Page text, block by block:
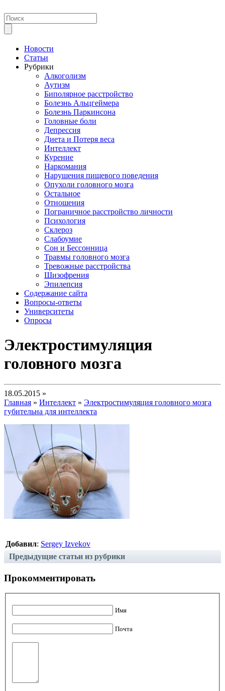
Новости
Статьи
Рубрики
Алкоголизм
Аутизм
Биполярное расстройство
Болезнь Альцгеймера
Болезнь Паркинсона
Головные боли
Депрессия
Диета и Потеря веса
Интеллект
Курение
Наркомания
Нарушения пищевого поведения
Опухоли головного мозга
Остальное
Отношения
Пограничное расстройство личности
Психология
Склероз
Слабоумие
Сон и Бессонница
Травмы головного мозга
Тревожные расстройства
Шизофрения
Эпилепсия
Содержание сайта
Вопросы-ответы
Университеты
Опросы
Электростимуляция
головного мозга
18.05.2015 »
Главная » Интеллект » Электростимуляция головного мозга
губительна для интеллекта
Добавил: Sergey Izvekov
Предыдущие статьи из рубрики
Прокомментировать
Имя
Почта